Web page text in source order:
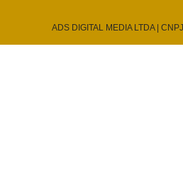
ADS DIGITAL MEDIA LTDA |